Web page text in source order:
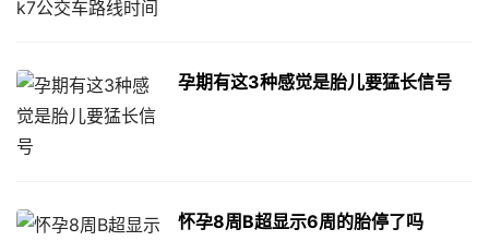
孕期有这3种感觉是胎儿要猛长信号
怀孕8周B超显示6周的胎停了吗